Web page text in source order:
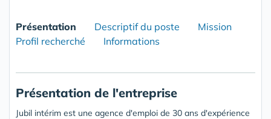
Présentation Descriptif du poste
Mission
Profil recherché
Informations
Présentation de l'entreprise
Jubil intérim est une agence d'emploi de 30 ans d'expérience